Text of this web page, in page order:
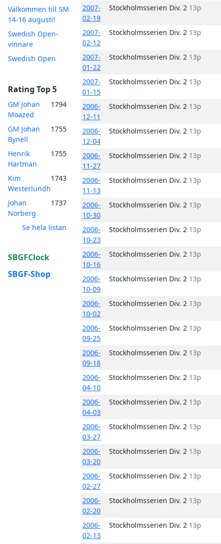
Välkommen till SM
14-16 augusti!
Swedish Open-
vinnare
Swedish Open
Rating Top 5
GM Johan
Moazed
1794
GM Johan
Bynell
1755
Henrik
Hartman
1755
Kim
Westerlundh
1743
Johan
Norberg
1737
Se hela listan
SBGFClock
SBGF-Shop
2007-
02-19
Stockholmsserien Div. 2 13p
2007-
02-12
Stockholmsserien Div. 2 13p
2007-
01-22
Stockholmsserien Div. 2 13p
2007-
01-15
Stockholmsserien Div. 2 13p
2006-
12-11
Stockholmsserien Div. 2 13p
2006-
12-04
Stockholmsserien Div. 2 13p
2006-
11-27
Stockholmsserien Div. 2 13p
2006-
11-13
Stockholmsserien Div. 2 13p
2006-
10-30
Stockholmsserien Div. 2 13p
2006-
10-23
Stockholmsserien Div. 2 13p
2006-
10-16
Stockholmsserien Div. 2 13p
2006-
10-09
Stockholmsserien Div. 2 13p
2006-
10-02
Stockholmsserien Div. 2 13p
2006-
09-25
Stockholmsserien Div. 2 13p
2006-
09-18
Stockholmsserien Div. 2 13p
2006-
04-10
Stockholmsserien Div. 2 13p
2006-
04-03
Stockholmsserien Div. 2 13p
2006-
03-27
Stockholmsserien Div. 2 13p
2006-
03-20
Stockholmsserien Div. 2 13p
2006-
02-27
Stockholmsserien Div. 2 13p
2006-
02-20
Stockholmsserien Div. 2 13p
2006-
02-13
Stockholmsserien Div. 2 13p